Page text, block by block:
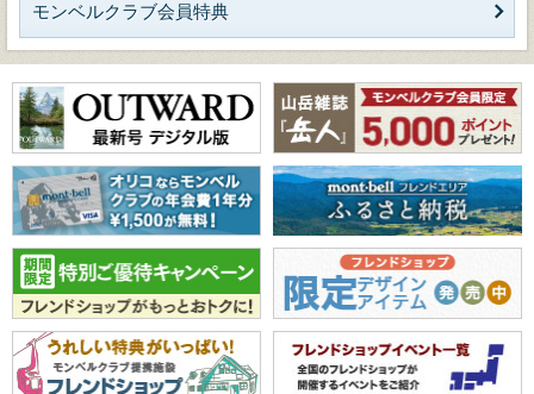
モンベルクラブ会員特典